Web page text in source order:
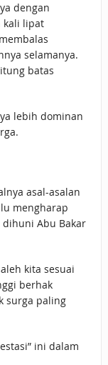
dengan
kali lipat
selamanya.
batas
lebih dominan
asal-asalan
mengharap
Abu Bakar
kita sesuai
berhak
surga paling
ini dalam